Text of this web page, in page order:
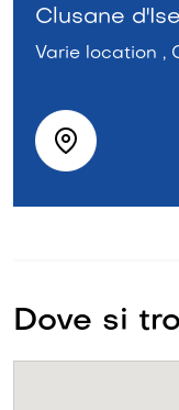
Clusane
Varie location ,
Dove si